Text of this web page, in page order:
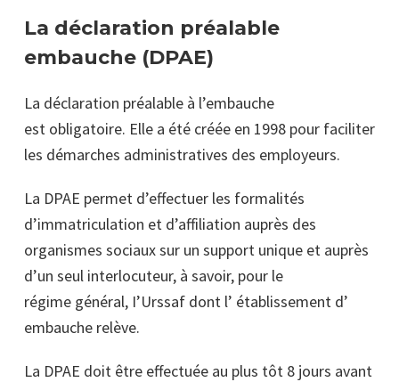
La déclaration préalable
embauche (DPAE)
La déclaration préalable à l’embauche
est obligatoire. Elle a été créée en 1998 pour faciliter
les démarches administratives des employeurs.
La DPAE permet d’effectuer les formalités
d’immatriculation et d’affiliation auprès des
organismes sociaux sur un support unique et auprès
d’un seul interlocuteur, à savoir, pour le
régime général, I’Urssaf dont l’ établissement d’
embauche relève.
La DPAE doit être effectuée au plus tôt 8 jours avant